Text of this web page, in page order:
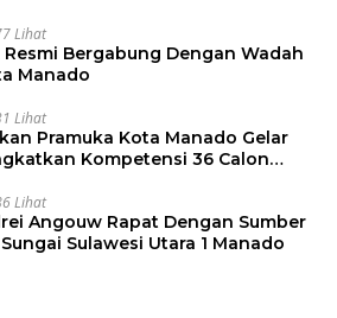
Lihat
Bergabung Dengan Wadah
Manado
Lihat
Pramuka Kota Manado Gelar
Kompetensi 36 Calon
Lihat
Angouw Rapat Dengan Sumber
Sulawesi Utara 1 Manado